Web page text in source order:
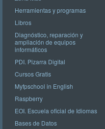
Herramientas y programas
Libros
Diagnóstico, reparación y
ampliación de equipos
informáticos
PDI. Pizarra Digital
Cursos Gratis
Myfpschool in English
Raspberry
EOI. Escuela oficial de Idiomas
Bases de Datos